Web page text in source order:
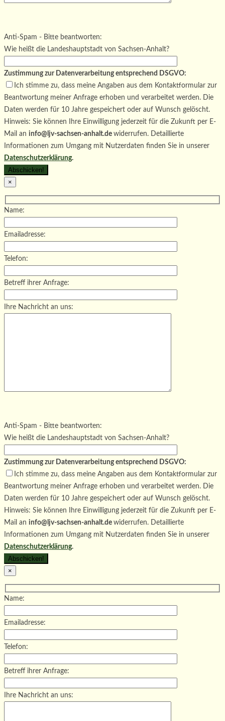
Bitte lasse dieses Feld leer.
Anti-Spam - Bitte beantworten:
Wie heißt die Landeshauptstadt von Sachsen-Anhalt?
Zustimmung zur Datenverarbeitung entsprechend DSGVO:
Ich stimme zu, dass meine Angaben aus dem Kontaktformular zur
Beantwortung meiner Anfrage erhoben und verarbeitet werden. Die
Daten werden für 10 Jahre gespeichert oder auf Wunsch gelöscht.
Hinweis: Sie können Ihre Einwilligung jederzeit für die Zukunft per E-
Mail an info@ljv-sachsen-anhalt.de widerrufen. Detaillierte
Informationen zum Umgang mit Nutzerdaten finden Sie in unserer
Datenschutzerklärung.
×
Name:
Emailadresse:
Telefon:
Betreff ihrer Anfrage:
Ihre Nachricht an uns:
Bitte lasse dieses Feld leer.
Anti-Spam - Bitte beantworten:
Wie heißt die Landeshauptstadt von Sachsen-Anhalt?
Zustimmung zur Datenverarbeitung entsprechend DSGVO:
Ich stimme zu, dass meine Angaben aus dem Kontaktformular zur
Beantwortung meiner Anfrage erhoben und verarbeitet werden. Die
Daten werden für 10 Jahre gespeichert oder auf Wunsch gelöscht.
Hinweis: Sie können Ihre Einwilligung jederzeit für die Zukunft per E-
Mail an info@ljv-sachsen-anhalt.de widerrufen. Detaillierte
Informationen zum Umgang mit Nutzerdaten finden Sie in unserer
Datenschutzerklärung.
×
Name:
Emailadresse:
Telefon:
Betreff ihrer Anfrage:
Ihre Nachricht an uns: